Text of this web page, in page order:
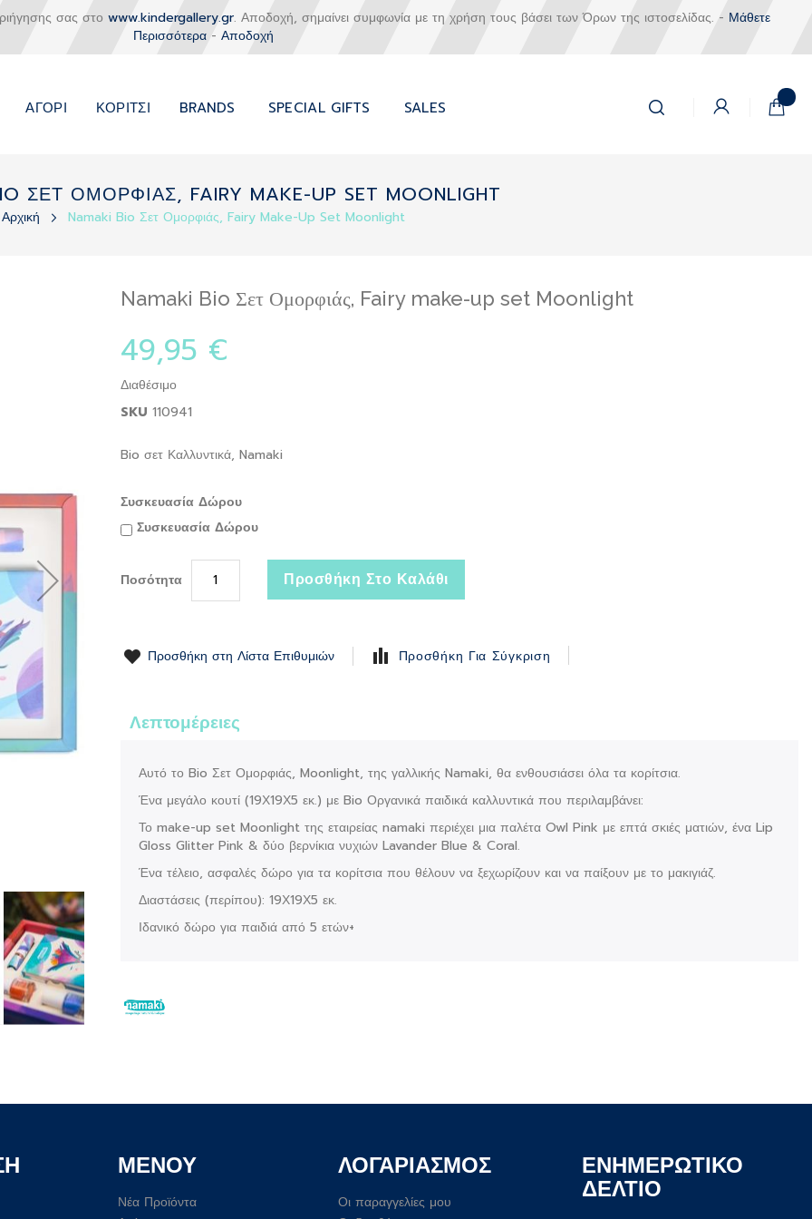
σας στο www.kindergallery.gr. Αποδοχή, σημαίνει συμφωνία με τη χρήση τους βάσει των Όρων της ιστοσελίδας. - Μάθετε
Περισσότερα- Αποδοχή
ΑΓΌΡΙ ΚΟΡΊΤΣΙ BRANDS SPECIAL GIFTS SALES
Το
Αναζήτηση
ΣΕΤ ΟΜΟΡΦΙΑΣ, FAIRY MAKE-UP SET MOONLIGHT
Αρχική Namaki Bio Σετ Ομορφιάς, Fairy Make-Up Set Moonlight
Namaki Bio Σετ Ομορφιάς, Fairy make-up set Moonlight
49,95 €
Διαθέσιμο
SKU 110941
Bio σετ Καλλυντικά, Namaki
Συσκευασία Δώρου
Συσκευασία Δώρου
Ποσότητα Προσθήκη Στο Καλάθι
Προσθήκη στη Λίστα Επιθυμιών Προσθήκη Για Σύγκριση
Λεπτομέρειες
Αυτό το Bio Σετ Ομορφιάς, Moonlight, της γαλλικής Namaki, θα ενθουσιάσει όλα τα κορίτσια.
Ένα μεγάλο κουτί (19Χ19Χ5 εκ.) με Bio Οργανικά παιδικά καλλυντικά που περιλαμβάνει:
Το make-up set Moonlight της εταιρείας namaki περιέχει μια παλέτα Owl Pink με επτά σκιές ματιών, ένα Lip
Gloss Glitter Pink & δύο βερνίκια νυχιών Lavander Blue & Coral.
Ένα τέλειο, ασφαλές δώρο για τα κορίτσια που θέλουν να ξεχωρίζουν και να παίξουν με το μακιγιάζ.
Διαστάσεις (περίπου): 19Χ19Χ5 εκ.
Ιδανικό δώρο για παιδιά από 5 ετών+
ΜΕΝΟΥ
Νέα Προϊόντα
ΛΟΓΑΡΙΑΣΜΟΣ
Οι παραγγελίες μου
ΕΝΗΜΕΡΩΤΙΚΟ
ΔΕΛΤΙΟ